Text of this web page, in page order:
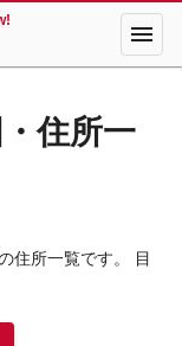
menu
住所一
住所一覧です。 目